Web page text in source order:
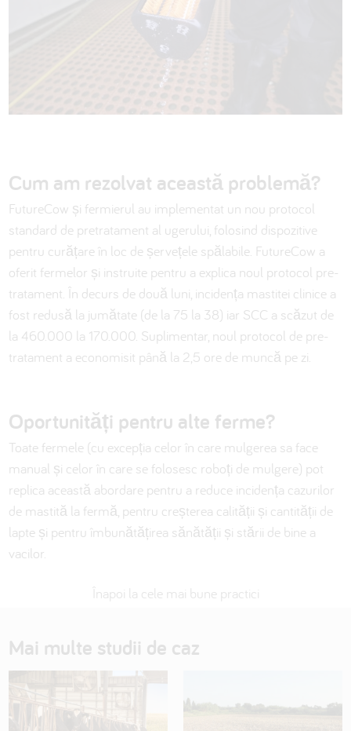
Cum am rezolvat această problemă?
FutureCow și fermierul au implementat un nou protocol
standard de pretratament al ugerului, folosind dispozitive
pentru curățare în loc de șervețele spălabile. FutureCow a
oferit fermelor și instruite pentru a explica noul protocol pre-
tratament. În decurs de două luni, incidența mastitei clinice a
fost redusă la jumătate (de la 75 la 38) iar SCC a scăzut de
la 460.000 la 170.000. Suplimentar, noul protocol de pre-
tratament a economisit până la 2,5 ore de muncă pe zi.
Oportunități pentru alte ferme?
Toate fermele (cu excepția celor în care mulgerea sa face
manual și celor în care se folosesc roboți de mulgere) pot
replica această abordare pentru a reduce incidența cazurilor
de mastită la fermă, pentru creșterea calității și cantității de
lapte și pentru îmbunătățirea sănătății și stării de bine a
vacilor.
Înapoi la cele mai bune practici
Mai multe studii de caz